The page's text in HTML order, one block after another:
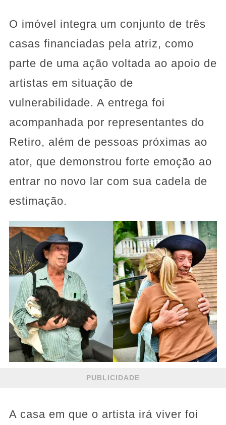
O imóvel integra um conjunto de três
casas financiadas pela atriz, como
parte de uma ação voltada ao apoio de
artistas em situação de
vulnerabilidade. A entrega foi
acompanhada por representantes do
Retiro, além de pessoas próximas ao
ator, que demonstrou forte emoção ao
entrar no novo lar com sua cadela de
estimação.
PUBLICIDADE
A casa em que o artista irá viver foi